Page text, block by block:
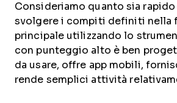
Consideriamo quanto sia
svolgere i compiti definiti nella
principale utilizzando lo
con punteggio alto è ben
da usare, offre app mobili,
rende semplici attività